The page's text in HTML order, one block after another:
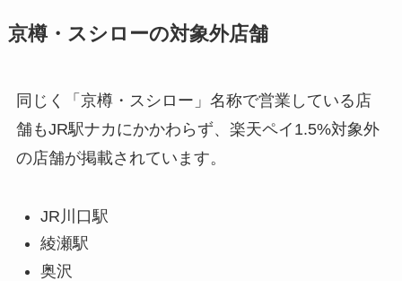
京樽・スシローの対象外店舗
同じく「京樽・スシロー」名称で営業している店
舗もJR駅ナカにかかわらず、楽天ペイ1.5%対象外
の店舗が掲載されています。
JR川口駅
綾瀬駅
奥沢